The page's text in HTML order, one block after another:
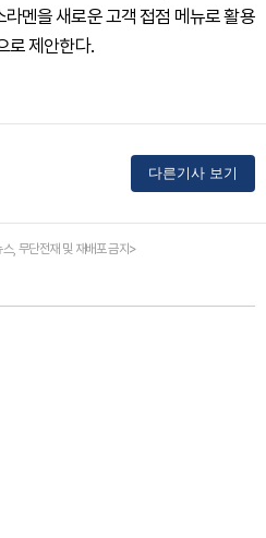
멘을 새로운 고객 접점 메뉴로 활용
로 제안한다.
다른기사 보기
, 무단전재 및 재배포 금지>